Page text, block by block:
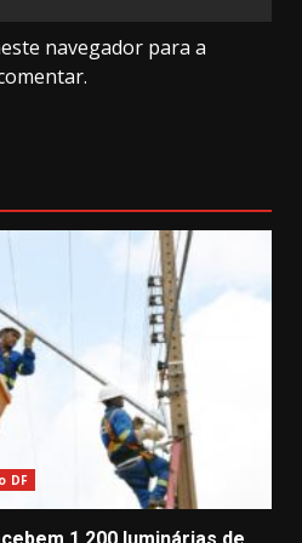
navegador para a
DF